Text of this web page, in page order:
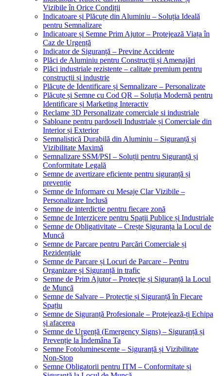
Vizibile în Orice Condiții
Indicatoare și Plăcuțe din Aluminiu – Soluția Ideală
pentru Semnalizare
Indicatoare și Semne Prim Ajutor – Protejează Viața în
Caz de Urgență
Indicator de Siguranță – Previne Accidente
Plăci de Aluminiu pentru Construcții și Amenajări
Plăci industriale rezistente – calitate premium pentru
construcții și industrie
Plăcuțe de Identificare și Semnalizare – Personalizate
Plăcuțe și Semne cu Cod QR – Soluția Modernă pentru
Identificare și Marketing Interactiv
Reclame 3D Personalizate comerciale si industriale
Sabloane pentru pardoseli Industriale și Comerciale din
Interior și Exterior
Semnalistică Durabilă din Aluminiu – Siguranță și
Vizibilitate Maximă
Semnalizare SSM/PSI – Soluții pentru Siguranță și
Conformitate Legală
Semne de avertizare eficiente pentru siguranță și
prevenție
Semne de Informare cu Mesaje Clar Vizibile –
Personalizare Inclusă
Semne de interdicție pentru fiecare zonă
Semne de Interzicere pentru Spații Publice și Industriale
Semne de Obligativitate – Crește Siguranța la Locul de
Muncă
Semne de Parcare pentru Parcări Comerciale și
Rezidențiale
Semne de Parcare și Locuri de Parcare – Pentru
Organizare și Siguranță in trafic
Semne de Prim Ajutor – Protecție și Siguranță la Locul
de Muncă
Semne de Salvare – Protecție și Siguranță în Fiecare
Spațiu
Semne de Siguranță Profesionale – Protejează-ți Echipa
și afacerea
Semne de Urgență (Emergency Signs) – Siguranță și
Prevenție la Îndemâna Ta
Semne Fotoluminescente – Siguranță și Vizibilitate
Non-Stop
Semne Obligatorii pentru ITM – Conformitate și